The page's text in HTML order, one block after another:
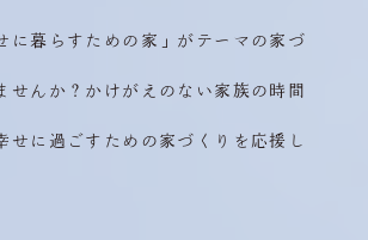
に暮らすための家」がテーマの家づ
せんか？かけがえのない家族の時間
せに過ごすための家づくりを応援し